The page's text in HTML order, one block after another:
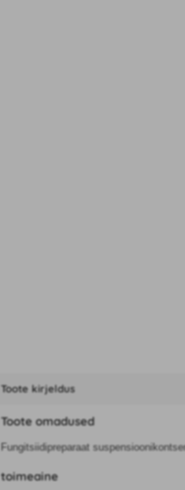
Toote kirjeldus
Toote omadused
Fungitsiidipreparaat
toimeaine